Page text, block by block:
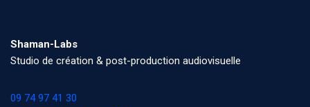
Shaman-Labs
Studio de création & post-production audiovisuelle
09 74 97 41 30